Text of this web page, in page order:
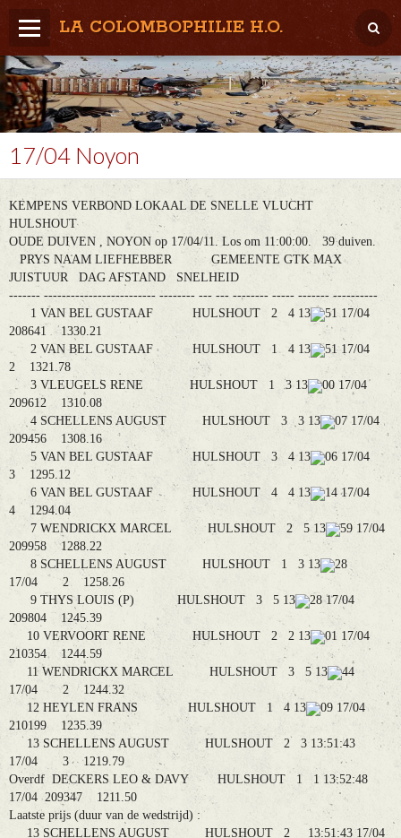
LA COLOMBOPHILIE H.O.
Home
Météo / Het weer
Lâcher / Los
Result. clubs, Provincial, (Inter)National
RFCB / KBDB
17/04 Noyon
KEMPENS VERBOND LOKAAL DE SNELLE VLUCHT
HULSHOUT
OUDE DUIVEN , NOYON op 17/04/11. Los om 11:00:00. 39 duiven.
PRYS NAAM LIEFHEBBER GEMEENTE GTK MAX
JUISTUUR DAG AFSTAND SNELHEID
------- ------------------------- -------- --- --- -------- ----- ------- ----------
1 VAN BEL GUSTAAF HULSHOUT 2 4 13
51 17/04
208641 1330.21
2 VAN BEL GUSTAAF HULSHOUT 1 4 13
51 17/04
2 1321.78
3 VLEUGELS RENE HULSHOUT 1 3 13
00 17/04
209612 1310.08
4 SCHELLENS AUGUST HULSHOUT 3 3 13
07 17/04
209456 1308.16
5 VAN BEL GUSTAAF HULSHOUT 3 4 13
06 17/04
3 1295.12
6 VAN BEL GUSTAAF HULSHOUT 4 4 13
14 17/04
4 1294.04
7 WENDRICKX MARCEL HULSHOUT 2 5 13
59 17/04
209958 1288.22
8 SCHELLENS AUGUST HULSHOUT 1 3 13
28
17/04 2 1258.26
9 THYS LOUIS (P) HULSHOUT 3 5 13
28 17/04
209804 1245.39
10 VERVOORT RENE HULSHOUT 2 2 13
01 17/04
210354 1244.59
11 WENDRICKX MARCEL HULSHOUT 3 5 13
44
17/04 2 1244.32
12 HEYLEN FRANS HULSHOUT 1 4 13
09 17/04
210199 1235.39
13 SCHELLENS AUGUST HULSHOUT 2 3 13:51:43
17/04 3 1219.79
Overdf DECKERS LEO & DAVY HULSHOUT 1 1 13:52:48
17/04 209347 1211.50
Laatste prijs (duur van de wedstrijd) :
13 SCHELLENS AUGUST HULSHOUT 2 13:51:43 17/04